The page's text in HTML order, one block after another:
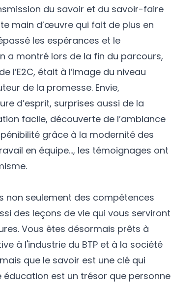
du savoir et du savoir-faire
main d’œuvre qui fait de plus en
les espérances et le
a montré lors de la fin du parcours,
l’E2C, était à l’image du niveau
de la promesse. Envie,
d’esprit, surprises aussi de la
facile, découverte de l’ambiance
grâce à la modernité des
en équipe…, les témoignages ont
non seulement des compétences
des leçons de vie qui vous serviront
Vous êtes désormais prêts à
à l'industrie du BTP et à la société
que le savoir est une clé qui
est un trésor que personne